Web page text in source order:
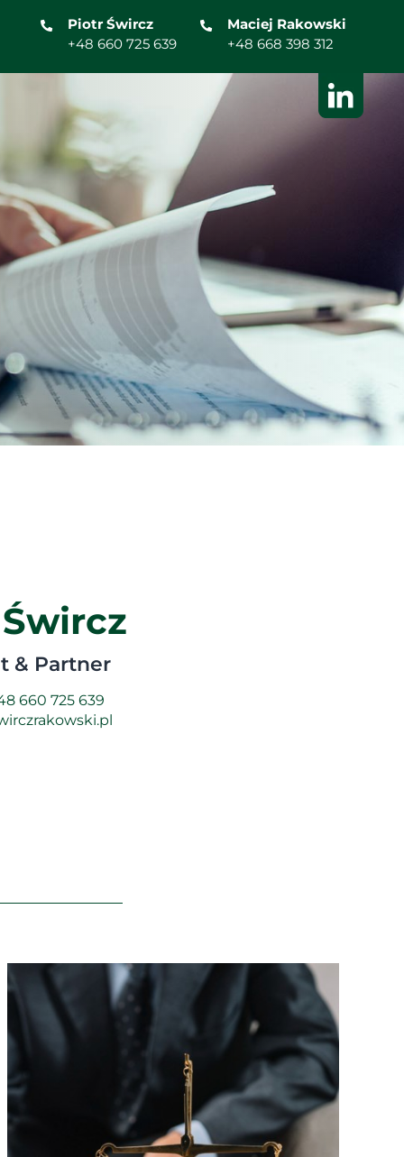
Piotr Śwircz
+48 660 725 639
Maciej Rakowski
+48 668 398 312
& Partner
660 725 639